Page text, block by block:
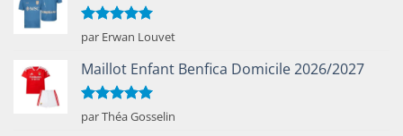
Note5sur
5
par Erwan Louvet
Maillot Enfant Benfica Domicile 2026/2027
Note5sur
5
par Théa Gosselin